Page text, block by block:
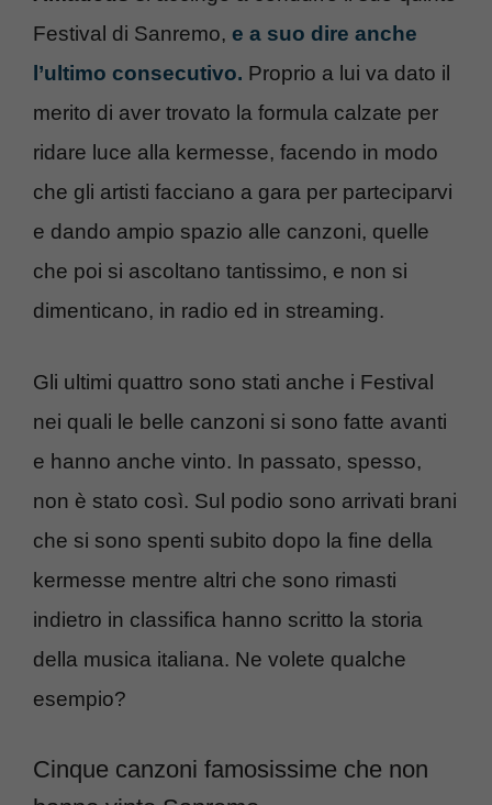
Festival di Sanremo, e a suo dire anche
l’ultimo consecutivo. Proprio a lui va dato il
merito di aver trovato la formula calzate per
ridare luce alla kermesse, facendo in modo
che gli artisti facciano a gara per parteciparvi
e dando ampio spazio alle canzoni, quelle
che poi si ascoltano tantissimo, e non si
dimenticano, in radio ed in streaming.
Gli ultimi quattro sono stati anche i Festival
nei quali le belle canzoni si sono fatte avanti
e hanno anche vinto. In passato, spesso,
non è stato così. Sul podio sono arrivati brani
che si sono spenti subito dopo la fine della
kermesse mentre altri che sono rimasti
indietro in classifica hanno scritto la storia
della musica italiana. Ne volete qualche
esempio?
Cinque canzoni famosissime che non